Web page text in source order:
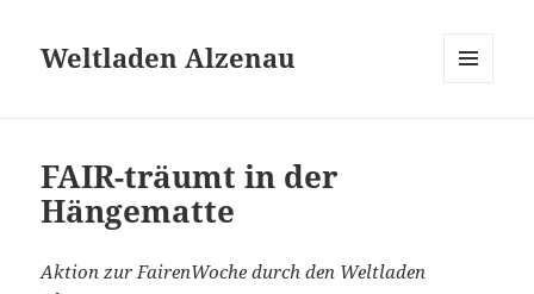
Weltladen Alzenau
FAIR-träumt in der
Hängematte
Aktion zur FairenWoche durch den Weltladen